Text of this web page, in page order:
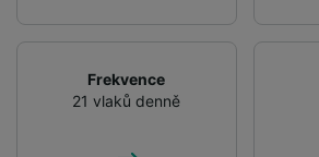
Frekvence
21 vlaků denně